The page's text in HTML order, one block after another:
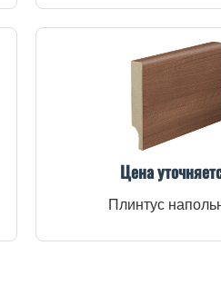
Цена
Плинтус